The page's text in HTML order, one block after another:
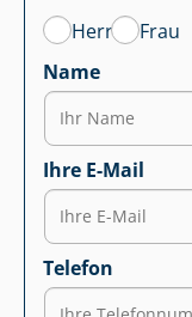
Herr
Frau
Name
Ihre E-Mail
Telefon